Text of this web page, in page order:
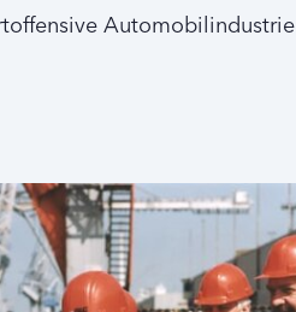
Automobilindustrie